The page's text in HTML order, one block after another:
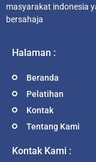
masyarakat indonesia
bersahaja
Halaman :
Beranda
Pelatihan
Kontak
Tentang Kami
Kontak Kami :